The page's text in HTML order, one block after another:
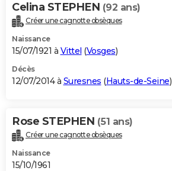
Celina STEPHEN (92 ans)
Créer une cagnotte obsèques
Naissance
15/07/1921 à Vittel (Vosges)
Décès
12/07/2014 à Suresnes (Hauts-de-Seine)
Rose STEPHEN (51 ans)
Créer une cagnotte obsèques
Naissance
15/10/1961